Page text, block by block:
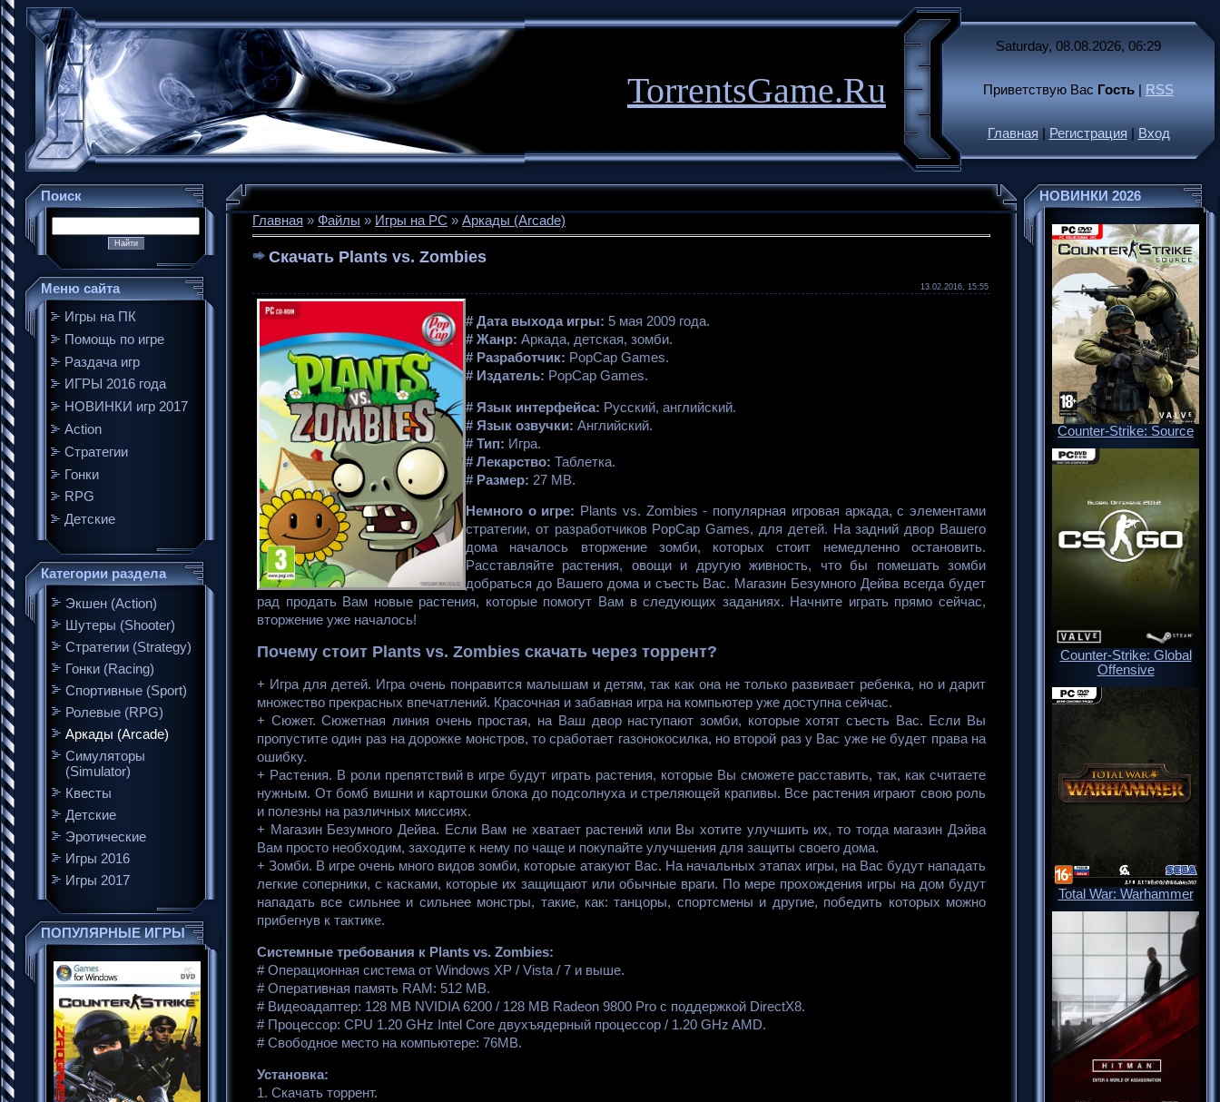
TorrentsGame.Ru
Saturday, 08.08.2026, 06:29
Приветствую Вас Гость RSS
Главная Регистрация Вход
Поиск
Меню сайта
Игры на ПК
Помощь по игре
Раздача игр
ИГРЫ 2016 года
НОВИНКИ игр 2017
Action
Стратегии
Гонки
RPG
Детские
Категории раздела
Экшен (Action)
Шутеры (Shooter)
Стратегии (Strategy)
Гонки (Racing)
Спортивные (Sport)
Ролевые (RPG)
Аркады (Arcade)
Симуляторы
(Simulator)
Квесты
Детские
Эротические
Игры 2016
Игры 2017
ПОПУЛЯРНЫЕ ИГРЫ
Главная » Файлы » Игры на PC » Аркады (Arcade)
Скачать Plants vs. Zombies
13.02.2016, 15:55
# Дата выхода игры: 5 мая 2009 года.
# Жанр: Аркада, детская, зомби.
# Разработчик: PopCap Games.
# Издатель: PopCap Games.
# Язык интерфейса: Русский, английский.
# Язык озвучки: Английский.
# Тип: Игра.
# Лекарство: Таблетка.
# Размер: 27 MB.
Немного о игре: Plants vs. Zombies - популярная игровая аркада, с элементами
стратегии, от разработчиков PopCap Games, для детей. На задний двор Вашего
дома началось вторжение зомби, которых стоит немедленно остановить.
Расставляйте растения, овощи и другую живность, что бы помешать зомби
добраться до Вашего дома и съесть Вас. Магазин Безумного Дейва всегда будет
рад продать Вам новые растения, которые помогут Вам в следующих заданиях. Начните играть прямо сейчас,
вторжение уже началось!
Почему стоит Plants vs. Zombies скачать через торрент?
+ Игра для детей. Игра очень понравится малышам и детям, так как она не только развивает ребенка, но и дарит
множество прекрасных впечатлений. Красочная и забавная игра на компьютер уже доступна сейчас.
+ Сюжет. Сюжетная линия очень простая, на Ваш двор наступают зомби, которые хотят съесть Вас. Если Вы
пропустите один раз на дорожке монстров, то сработает газонокосилка, но второй раз у Вас уже не будет права на
ошибку.
+ Растения. В роли препятствий в игре будут играть растения, которые Вы сможете расставить, так, как считаете
нужным. От бомб вишни и картошки блока до подсолнуха и стреляющей крапивы. Все растения играют свою роль
и полезны на различных миссиях.
+ Магазин Безумного Дейва. Если Вам не хватает растений или Вы хотите улучшить их, то тогда магазин Дэйва
Вам просто необходим, заходите к нему по чаще и покупайте улучшения для защиты своего дома.
+ Зомби. В игре очень много видов зомби, которые атакуют Вас. На начальных этапах игры, на Вас будут нападать
легкие соперники, с касками, которые их защищают или обычные враги. По мере прохождения игры на дом будут
нападать все сильнее и сильнее монстры, такие, как: танцоры, спортсмены и другие, победить которых можно
прибегнув к тактике.
Системные требования к Plants vs. Zombies:
# Операционная система от Windows XP / Vista / 7 и выше.
# Оперативная память RAM: 512 MB.
# Видеоадаптер: 128 MB NVIDIA 6200 / 128 MB Radeon 9800 Pro с поддержкой DirectX8.
# Процессор: CPU 1.20 GHz Intel Core двухъядерный процессор / 1.20 GHz AMD.
# Свободное место на компьютере: 76MB.
Установка:
1. Скачать торрент.
НОВИНКИ 2026
Counter-Strike: Source
Counter-Strike: Global
Offensive
Total War: Warhammer